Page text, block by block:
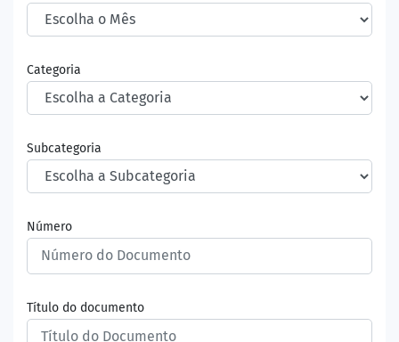
Categoria
Subcategoria
Número
Título do documento